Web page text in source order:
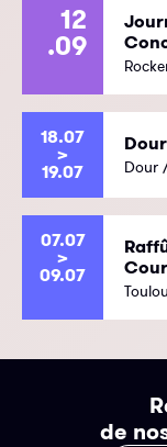
12
.09
18.07
>
19.07 Dour
07.07
>
09.07
de